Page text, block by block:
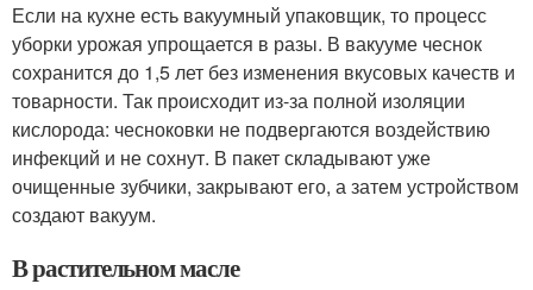
Если на кухне есть вакуумный упаковщик, то процесс
уборки урожая упрощается в разы. В вакууме чеснок
сохранится до 1,5 лет без изменения вкусовых качеств и
товарности. Так происходит из-за полной изоляции
кислорода: чесноковки не подвергаются воздействию
инфекций и не сохнут. В пакет складывают уже
очищенные зубчики, закрывают его, а затем устройством
создают вакуум.
В растительном масле